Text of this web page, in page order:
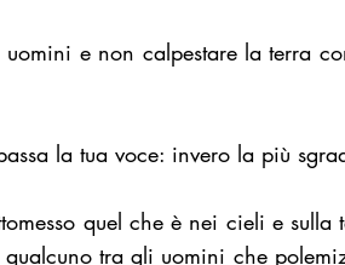
e non calpestare la terra
la tua voce: invero la più
quel che è nei cieli e
tra gli uomini che